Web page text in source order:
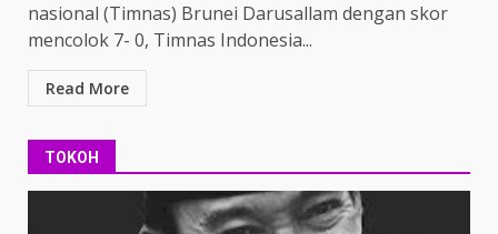
nasional (Timnas) Brunei Darusallam dengan skor
mencolok 7- 0, Timnas Indonesia...
Read More
TOKOH